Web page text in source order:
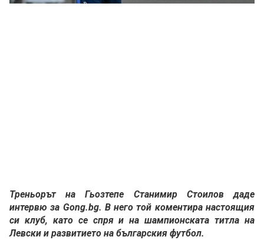
Треньорът на Гьозтепе Станимир Стоилов даде
интервю за Gong.bg. В него той коментира настоящия
си клуб, като се спря и на шампионската титла на
Левски и развитието на българския футбол.